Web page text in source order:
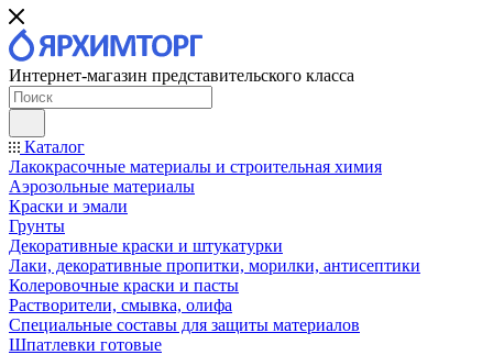
Интернет-магазин представительского класса
Каталог
Лакокрасочные материалы и строительная химия
Аэрозольные материалы
Краски и эмали
Грунты
Декоративные краски и штукатурки
Лаки, декоративные пропитки, морилки, антисептики
Колеровочные краски и пасты
Растворители, смывка, олифа
Специальные составы для защиты материалов
Шпатлевки готовые